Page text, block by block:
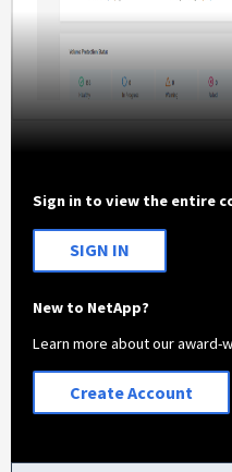
Sign in to view the entire
SIGN IN
New to NetApp?
Learn more about our award-
Create Account